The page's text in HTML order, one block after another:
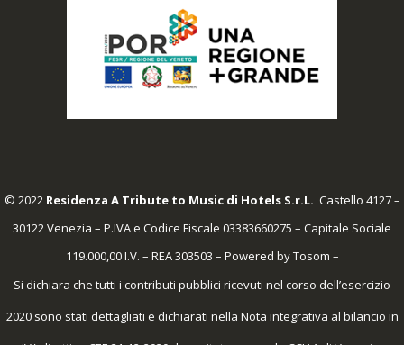
© 2022 Residenza A Tribute to Music di Hotels S.r.L. Castello 4127 –
30122 Venezia – P.IVA e Codice Fiscale 03383660275 – Capitale Sociale
119.000,00 I.V. – REA 303503 – Powered byTosom –
Si dichiara che tutti i contributi pubblici ricevuti nel corso dell’esercizio
2020 sono stati dettagliati e dichiarati nella Nota integrativa al bilancio in